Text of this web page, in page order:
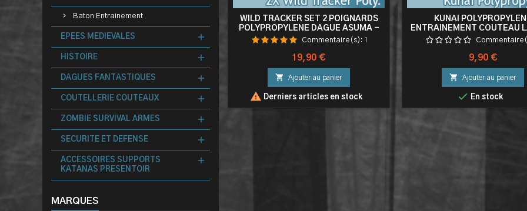
Baton Entrainement
EPEES MEDIEVALES
HISTOIRE
DAGUES FANTASTIQUES
COUTELLERIE COUTEAUX
ZOMBIE SURVIVAL ARMES
SECURITE ET DEFENSE
ACCESSOIRES SUPPORTS
KATANAS PRESENTOIR
MARQUES
WILD TRACKER SET 2 POIGNARDS
POLYPROPYLENE DAGUE ASUMA -
KN-404-PPX2
Commentaire(s): 1
Prix
19,90 €
 Ajouter au panier
 Derniers articles en stock
KUNAI
ENTRAINEMENT COUTEAU
Prix
9,90 €
 Ajouter au panier
 En stock